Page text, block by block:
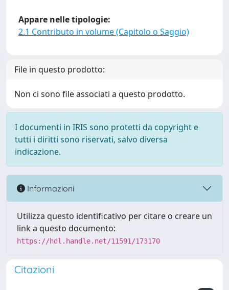
Appare nelle tipologie:
2.1 Contributo in volume (Capitolo o Saggio)
File in questo prodotto:
Non ci sono file associati a questo prodotto.
I documenti in IRIS sono protetti da copyright e
tutti i diritti sono riservati, salvo diversa
indicazione.
Informazioni
Utilizza questo identificativo per citare o creare un
link a questo documento:
https://hdl.handle.net/11591/173170
Citazioni